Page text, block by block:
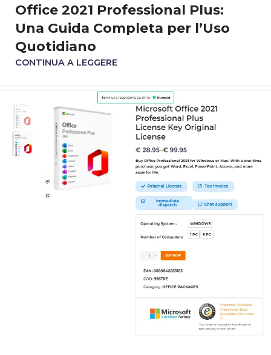
Office 2021 Professional Plus:
Una Guida Completa per l’Uso
Quotidiano
CONTINUA A LEGGERE